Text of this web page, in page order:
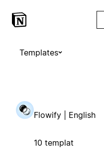
Templates
Flowify | English
10 templat